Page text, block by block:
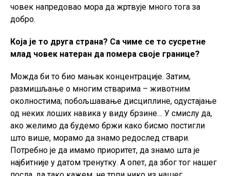
човек напредовао мора да жртвује много тога за
добро.
Која је то друга страна? Са чиме се то сусретне
млад човек натеран да помера своје границе?
Можда би то био мањак концентрације. Затим,
размишљање о многим стварима – животним
околностима; побољшавање дисциплине, одустајање
од неких лоших навика у виду брзине… У смислу да,
ако желимо да будемо бржи како бисмо постигли
што више, морамо да знамо редослед ствари.
Потребно је да имамо приоритет, да знамо шта је
најбитније у датом тренутку. А опет, да због тог нашег